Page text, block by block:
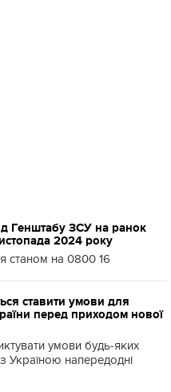
Генштабу ЗСУ на ранок
2024 року
станом на 0800 16
ставити умови для
перед приходом нової
умови будь-яких
Україною напередодні